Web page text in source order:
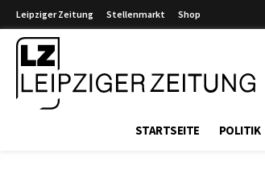
Leipziger Zeitung Stellenmarkt Shop
STARTSEITE POLITIK